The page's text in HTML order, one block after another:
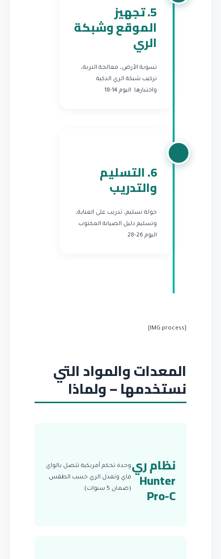
5. تجهيز
الموقع وشبكة
الري
تسوية الأرض، معالجة التربة،
تركيب شبكة الري الذكية
واختبارها. اليوم 14-18
6. التسليم
والتدريب
جولة تسليم، تدريب على العناية،
وتسليم دليل الصيانة المكتوب.
اليوم 26-28
المعدات والمواد التي
نستخدمها – ولماذا
نظام ري
Hunter
Pro-C
وحدة تحكم أمريكية تتصل بالواي
فاي وتعدل الري حسب الطقس.
(ضمان 5 سنوات).